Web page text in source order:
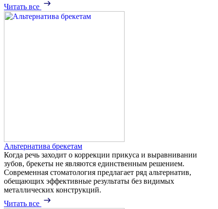
Читать все
Альтернатива брекетам
Когда речь заходит о коррекции прикуса и выравнивании
зубов, брекеты не являются единственным решением.
Современная стоматология предлагает ряд альтернатив,
обещающих эффективные результаты без видимых
металлических конструкций.
Читать все